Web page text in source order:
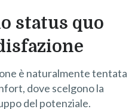
status quo
è naturalmente tentata
dove scelgono la
del potenziale.